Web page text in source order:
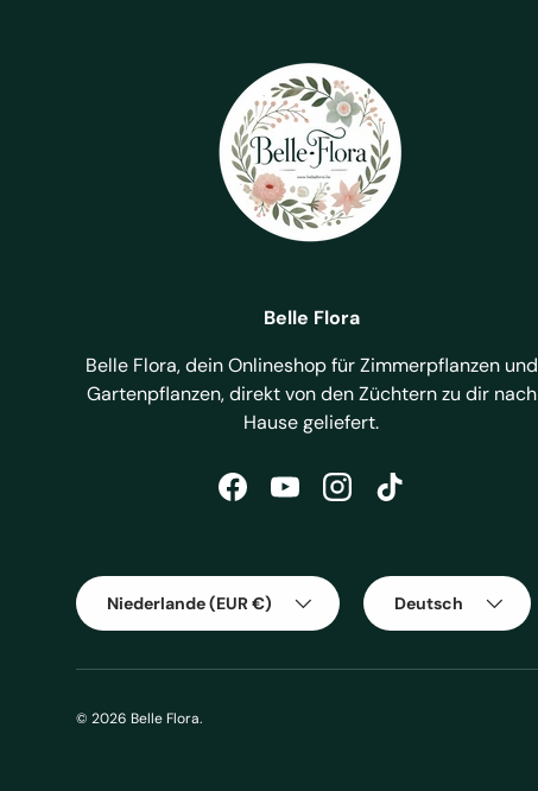
Belle Flora
Belle Flora, dein Onlineshop für Zimmerpflanzen und
Gartenpflanzen, direkt von den Züchtern zu dir nach
Hause geliefert.
FacebookYouTubeInstagramTikTok
Land/Region
Niederlande (EUR €)
Sprache
Deutsch
© 2026 Belle Flora.